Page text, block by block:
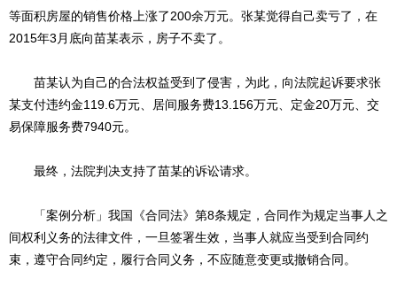
等面积房屋的销售价格上涨了200余万元。张某觉得自己卖亏了，在
2015年3月底向苗某表示，房子不卖了。
苗某认为自己的合法权益受到了侵害，为此，向法院起诉要求张
某支付违约金119.6万元、居间服务费13.156万元、定金20万元、交
易保障服务费7940元。
最终，法院判决支持了苗某的诉讼请求。
「案例分析」我国《合同法》第8条规定，合同作为规定当事人之
间权利义务的法律文件，一旦签署生效，当事人就应当受到合同约
束，遵守合同约定，履行合同义务，不应随意变更或撤销合同。